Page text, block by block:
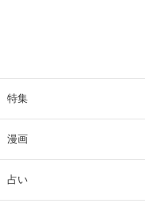
特集
漫画
占い